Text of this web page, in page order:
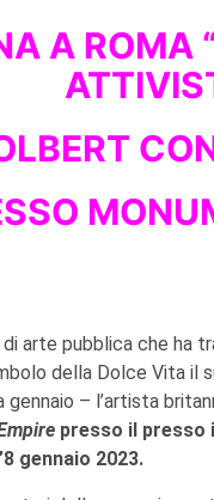
A ROMA
arte pubblica che ha
della Dolce Vita il
gennaio – l’artista
presso il presso
gennaio 2023.